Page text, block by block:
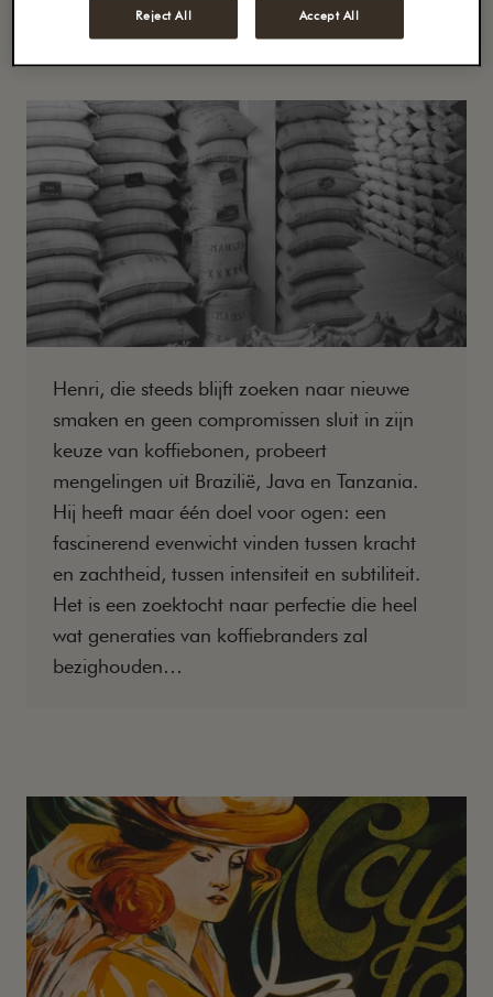
Henri, die steeds blijft zoeken naar nieuwe
smaken en geen compromissen sluit in zijn
keuze van koffiebonen, probeert
mengelingen uit Brazilië, Java en Tanzania.
Hij heeft maar één doel voor ogen: een
fascinerend evenwicht vinden tussen kracht
en zachtheid, tussen intensiteit en subtiliteit.
Het is een zoektocht naar perfectie die heel
wat generaties van koffiebranders zal
bezighouden…
Reject All Accept All